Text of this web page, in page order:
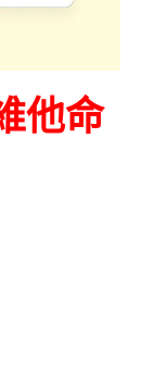
他命